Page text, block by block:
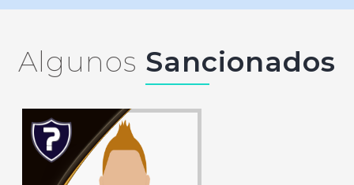
Algunos Sancionados